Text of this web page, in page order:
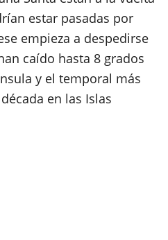
estar pasadas por
empieza a despedirse
caído hasta 8 grados
y el temporal más
en las Islas